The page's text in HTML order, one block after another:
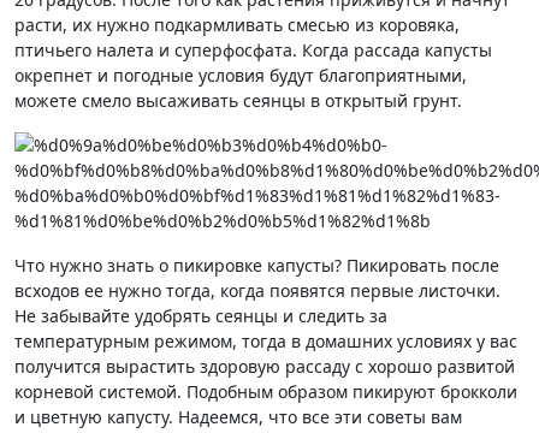
расти, их нужно подкармливать смесью из коровяка,
птичьего налета и суперфосфата. Когда рассада капусты
окрепнет и погодные условия будут благоприятными,
можете смело высаживать сеянцы в открытый грунт.
Что нужно знать о пикировке капусты? Пикировать после
всходов ее нужно тогда, когда появятся первые листочки.
Не забывайте удобрять сеянцы и следить за
температурным режимом, тогда в домашних условиях у вас
получится вырастить здоровую рассаду с хорошо развитой
корневой системой. Подобным образом пикируют брокколи
и цветную капусту. Надеемся, что все эти советы вам